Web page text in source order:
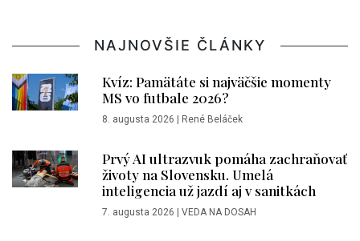
NAJNOVŠIE ČLÁNKY
Kvíz: Pamätáte si najväčšie momenty
MS vo futbale 2026?
8. augusta 2026 | René Beláček
Prvý AI ultrazvuk pomáha zachraňovať
životy na Slovensku. Umelá
inteligencia už jazdí aj v sanitkách
7. augusta 2026 | VEDA NA DOSAH